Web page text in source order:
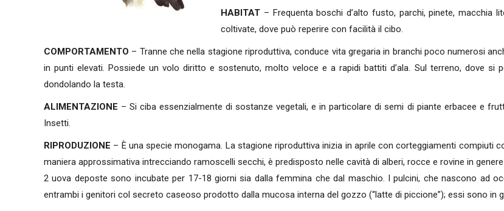
HABITAT – Frequenta boschi d’alto fusto, parchi, pinete,
coltivate, dove può reperire con facilità il cibo.
COMPORTAMENTO – Tranne che nella stagione riproduttiva, conduce vita gregaria in branchi poco numerosi
in punti elevati. Possiede un volo diritto e sostenuto, molto veloce e a rapidi battiti d’ala. Sul terreno, dove
dondolando la testa.
ALIMENTAZIONE – Si ciba essenzialmente di sostanze vegetali, e in particolare di semi di piante erbacee e
Insetti.
RIPRODUZIONE – È una specie monogama. La stagione riproduttiva inizia in aprile con corteggiamenti compiuti
maniera approssimativa intrecciando ramoscelli secchi, è predisposto nelle cavità di alberi, rocce e rovine in
2 uova deposte sono incubate per 17-18 giorni sia dalla femmina che dal maschio. I pulcini, che nascono ad
entrambi i genitori col secreto caseoso prodotto dalla mucosa interna del gozzo (“latte di piccione”); essi sono in